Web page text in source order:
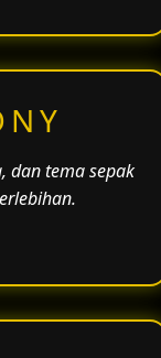
dan tema sepak